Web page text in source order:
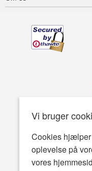
Vi bruger
Cookies hjælper
oplevelse på
vores
Tilgængelighed